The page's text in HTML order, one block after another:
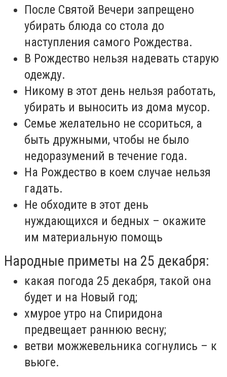
После Святой Вечери запрещено
убирать блюда со стола до
наступления самого Рождества.
В Рождество нельзя надевать старую
одежду.
Никому в этот день нельзя работать,
убирать и выносить из дома мусор.
Семье желательно не ссориться, а
быть дружными, чтобы не было
недоразумений в течение года.
На Рождество в коем случае нельзя
гадать.
Не обходите в этот день
нуждающихся и бедных – окажите
им материальную помощь
Народные приметы на 25 декабря:
какая погода 25 декабря, такой она
будет и на Новый год;
хмурое утро на Спиридона
предвещает раннюю весну;
ветви можжевельника согнулись – к
вьюге.